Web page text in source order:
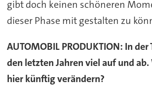
gibt doch keinen schöneren
dieser Phase mit gestalten zu
AUTOMOBIL PRODUKTION: In der
den letzten Jahren viel auf und ab.
hier künftig verändern?